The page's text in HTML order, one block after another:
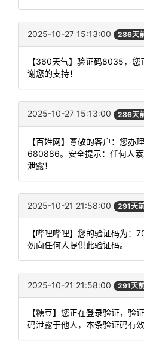
2025-10-27 15:13:00 286天
【360天气】验证码8035，
谢您的支持！
2025-10-27 15:13:00 286天
【百姓网】尊敬的客户：您办
680886。安全提示：任何人
泄露！
2025-10-21 21:58:00 291天
【哔哩哔哩】您的验证码为：
勿向任何人提供此验证码。
2025-10-21 21:58:00 291天
【糖豆】您正在登录验证，验
码泄露于他人，本条验证码有效